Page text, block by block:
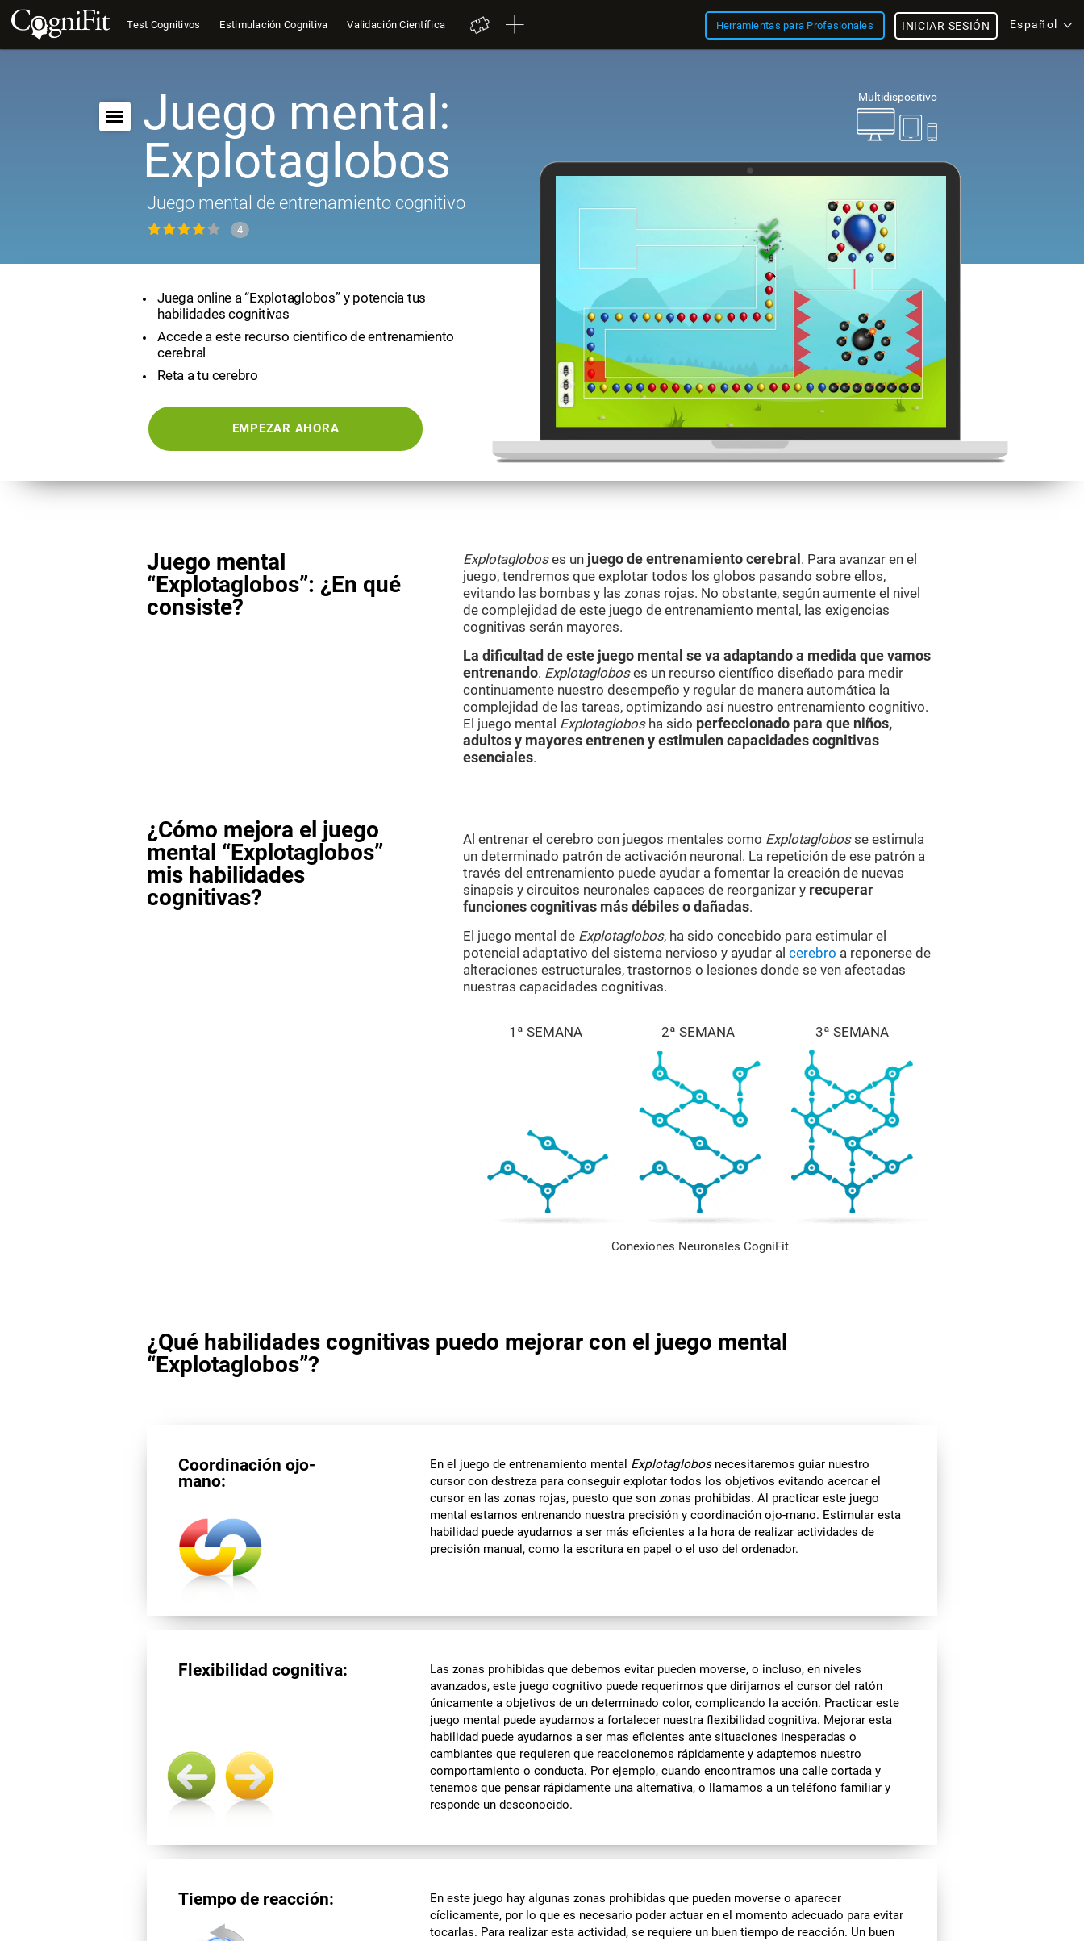
Test Cognitivos Estimulación Cognitiva Validación Científica Herramientas para Profesionales Español
INICIAR SESIÓN
Multidispositivo
Juego mental:
Explotaglobos
Juego mental de entrenamiento cognitivo
4
Juega online a “Explotaglobos” y potencia tus
habilidades cognitivas
Accede a este recurso científico de entrenamiento
cerebral
Reta a tu cerebro
EMPEZAR AHORA
Juego mental
“Explotaglobos”: ¿En qué
consiste?
Explotagloboses un juego de entrenamiento cerebral . Para avanzar en el
juego, tendremos que explotar todos los globos pasando sobre ellos,
evitando las bombas y las zonas rojas. No obstante, según aumente el nivel
de complejidad de este juego de entrenamiento mental, las exigencias
cognitivas serán mayores.
La dificultad de este juego mental se va adaptando a medida que vamos
entrenando. Explotagloboses un recurso científico diseñado para medir
continuamente nuestro desempeño y regular de manera automática la
complejidad de las tareas, optimizando así nuestro entrenamiento cognitivo.
El juego mental Explotaglobosha sido perfeccionado para que niños,
adultos y mayores entrenen y estimulen capacidades cognitivas
esenciales.
¿Cómo mejora el juego
mental “Explotaglobos”
mis habilidades
cognitivas?
Al entrenar el cerebro con juegos mentales como Explotaglobosse estimula
un determinado patrón de activación neuronal. La repetición de ese patrón a
través del entrenamiento puede ayudar a fomentar la creación de nuevas
sinapsis y circuitos neuronales capaces de reorganizar y recuperar
funciones cognitivas más débiles o dañadas.
El juego mental de Explotaglobos, ha sido concebido para estimular el
potencial adaptativo del sistema nervioso y ayudar al cerebro a reponerse de
alteraciones estructurales, trastornos o lesiones donde se ven afectadas
nuestras capacidades cognitivas.
1ª SEMANA 2ª SEMANA 3ª SEMANA
Conexiones Neuronales CogniFit
¿Qué habilidades cognitivas puedo mejorar con el juego mental
“Explotaglobos”?
Coordinación ojo-
mano:
En el juego de entrenamiento mental Explotaglobosnecesitaremos guiar nuestro
cursor con destreza para conseguir explotar todos los objetivos evitando acercar el
cursor en las zonas rojas, puesto que son zonas prohibidas. Al practicar este juego
mental estamos entrenando nuestra precisión y coordinación ojo-mano. Estimular esta
habilidad puede ayudarnos a ser más eficientes a la hora de realizar actividades de
precisión manual, como la escritura en papel o el uso del ordenador.
Flexibilidad cognitiva:
Las zonas prohibidas que debemos evitar pueden moverse, o incluso, en niveles
avanzados, este juego cognitivo puede requerirnos que dirijamos el cursor del ratón
únicamente a objetivos de un determinado color, complicando la acción. Practicar este
juego mental puede ayudarnos a fortalecer nuestra flexibilidad cognitiva. Mejorar esta
habilidad puede ayudarnos a ser mas eficientes ante situaciones inesperadas o
cambiantes que requieren que reaccionemos rápidamente y adaptemos nuestro
comportamiento o conducta. Por ejemplo, cuando encontramos una calle cortada y
tenemos que pensar rápidamente una alternativa, o llamamos a un teléfono familiar y
responde un desconocido.
Tiempo de reacción:
En este juego hay algunas zonas prohibidas que pueden moverse o aparecer
cíclicamente, por lo que es necesario poder actuar en el momento adecuado para evitar
tocarlas. Para realizar esta actividad, se requiere un buen tiempo de reacción. Un buen